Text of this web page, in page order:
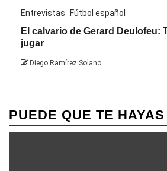
Entrevistas Fútbol español
El calvario de Gerard Deulofeu:
jugar
Diego Ramírez Solano
PUEDE QUE TE